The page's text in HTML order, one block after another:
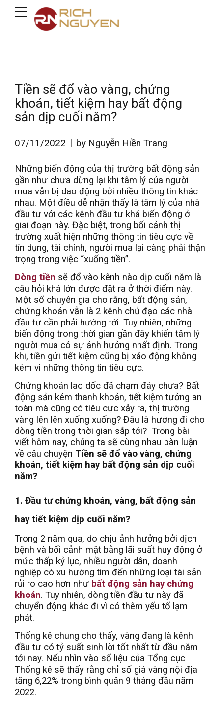
Tiền sẽ đổ vào vàng, chứng
khoán, tiết kiệm hay bất động
sản dịp cuối năm?
07/11/2022 by Nguyễn Hiền Trang
Những biến động của thị trường bất động sản
gần như chưa dừng lại khi tâm lý của người
mua vẫn bị dao động bởi nhiều thông tin khác
nhau. Một điều dễ nhận thấy là tâm lý của nhà
đầu tư với các kênh đầu tư khá biến động ở
giai đoạn này. Đặc biệt, trong bối cảnh thị
trường xuất hiện những thông tin tiêu cực về
tín dụng, tài chính, người mua lại càng phải thận
trọng trong việc “xuống tiền”.
Dòng tiền sẽ đổ vào kênh nào dịp cuối năm là
câu hỏi khá lớn được đặt ra ở thời điểm này.
Một số chuyên gia cho rằng, bất động sản,
chứng khoán vẫn là 2 kênh chủ đạo các nhà
đầu tư cần phải hướng tới. Tuy nhiên, những
biến động trong thời gian gần đây khiến tâm lý
người mua có sự ảnh hưởng nhất định. Trong
khi, tiền gửi tiết kiệm cũng bị xáo động không
kém vì những thông tin tiêu cực.
Chứng khoán lao dốc đã chạm đáy chưa? Bất
động sản kém thanh khoản, tiết kiệm tưởng an
toàn mà cũng có tiêu cực xảy ra, thị trường
vàng lên lên xuống xuống? Đâu là hướng đi cho
dòng tiền trong thời gian sắp tới? Trong bài
viết hôm nay, chúng ta sẽ cùng nhau bàn luận
về câu chuyện Tiền sẽ đổ vào vàng, chứng
khoán, tiết kiệm hay bất động sản dịp cuối
năm?
1. Đầu tư chứng khoán, vàng, bất động sản
hay tiết kiệm dịp cuối năm?
Trong 2 năm qua, do chịu ảnh hưởng bởi dịch
bệnh và bối cảnh mặt bằng lãi suất huy động ở
mức thấp kỷ lục, nhiều người dân, doanh
nghiệp có xu hướng tìm đến những loại tài sản
rủi ro cao hơn như bất động sản hay chứng
khoán. Tuy nhiên, dòng tiền đầu tư này đã
chuyển động khác đi vì có thêm yếu tố lạm
phát.
Thống kê chung cho thấy, vàng đang là kênh
đầu tư có tỷ suất sinh lời tốt nhất từ đầu năm
tới nay. Nếu nhìn vào số liệu của Tổng cục
Thống kê sẽ thấy rằng chỉ số giá vàng nội địa
tăng 6,22% trong bình quân 9 tháng đầu năm
2022.